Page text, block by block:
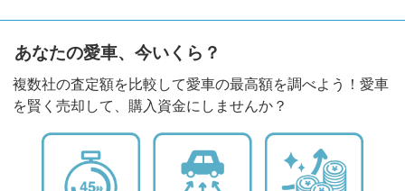
あなたの愛車、今いくら？
複数社の査定額を比較して愛車の最高額を調べよう！愛車
を賢く売却して、購入資金にしませんか？